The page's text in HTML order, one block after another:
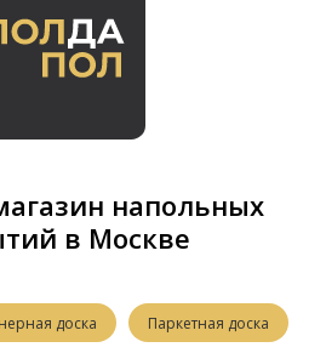
напольных
в Москве
доска Паркетная доска